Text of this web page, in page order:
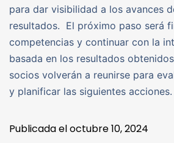
para dar visibilidad a los avances
resultados. El próximo paso será
competencias y continuar con la
basada en los resultados
socios volverán a reunirse para
y planificar las siguientes acciones.
Publicada eloctubre 10, 2024